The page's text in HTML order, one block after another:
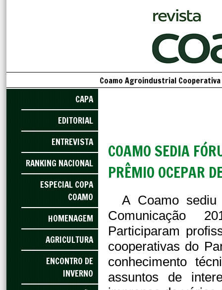
Coamo Agroindustrial
CAPA
EDITORIAL
ENTREVISTA
RANKING NACIONAL
ESPECIAL COPA
COAMO
HOMENAGEM
AGRICULTURA
ENCONTRO DE
INVERNO
COAMO SEDIA
PRÊMIO OCEPAR
A Coamo
Comunicação
Participaram
cooperativas do
conhecimento
assuntos de